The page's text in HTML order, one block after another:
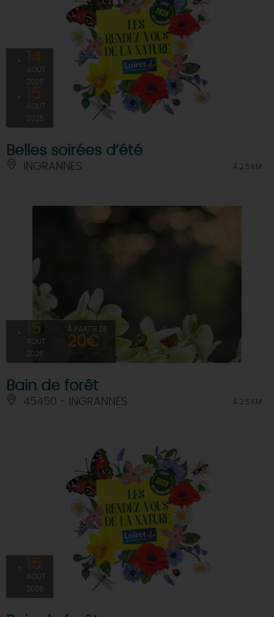
14
AOÛT
2026
15
AOÛT
2026
Belles soirées d’été
INGRANNES À 2.5 KM
15
AOÛT
2026
À PARTIR DE
20€
Bain de forêt
45450 - INGRANNES À 2.5 KM
15
AOÛT
2026